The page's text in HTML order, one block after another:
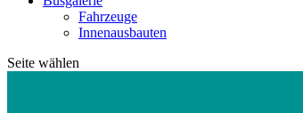
Fahrzeuge
Innenausbauten
Seite wählen